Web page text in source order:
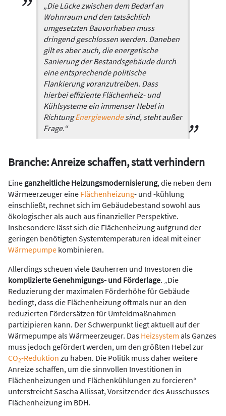
„Die Lücke zwischen dem Bedarf an
Wohnraum und den tatsächlich
umgesetzten Bauvorhaben muss
dringend geschlossen werden. Daneben
gilt es aber auch, die energetische
Sanierung der Bestandsgebäude durch
eine entsprechende politische
Flankierung voranzutreiben. Dass
hierbei effiziente Flächenheiz- und
Kühlsysteme ein immenser Hebel in
RichtungEnergiewendesind, steht außer
Frage.“
Branche: Anreize schaffen, statt verhindern
Eine ganzheitliche Heizungsmodernisierung, die neben dem
Wärmeerzeuger eine Flächenheizung- und -kühlung
einschließt, rechnet sich im Gebäudebestand sowohl aus
ökologischer als auch aus finanzieller Perspektive.
Insbesondere lässt sich die Flächenheizung aufgrund der
geringen benötigten Systemtemperaturen ideal mit einer
Wärmepumpe kombinieren.
Allerdings scheuen viele Bauherren und Investoren die
komplizierte Genehmigungs- und Förderlage. „Die
Reduzierung der maximalen Förderhöhe für Gebäude
bedingt, dass die Flächenheizung oftmals nur an den
reduzierten Fördersätzen für Umfeldmaßnahmen
partizipieren kann. Der Schwerpunkt liegt aktuell auf der
Wärmepumpe als Wärmeerzeuger. Das Heizsystem als Ganzes
muss jedoch gefördert werden, um den größten Hebel zur
CO2-Reduktion zu haben. Die Politik muss daher weitere
Anreize schaffen, um die sinnvollen Investitionen in
Flächenheizungen und Flächenkühlungen zu forcieren“
unterstreicht Sascha Allissat, Vorsitzender des Ausschusses
Flächenheizung im BDH.